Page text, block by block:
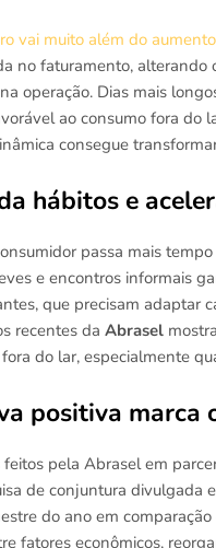
vai muito além do
no faturamento,
operação. Dias mais
ao consumo fora do
consegue
hábitos e
passa mais
e encontros informais
que precisam adaptar
recentes da Abrasel
do lar, especialmente
positiva marca
pela Abrasel em
de conjuntura divulgada
do ano em
fatores econômicos,